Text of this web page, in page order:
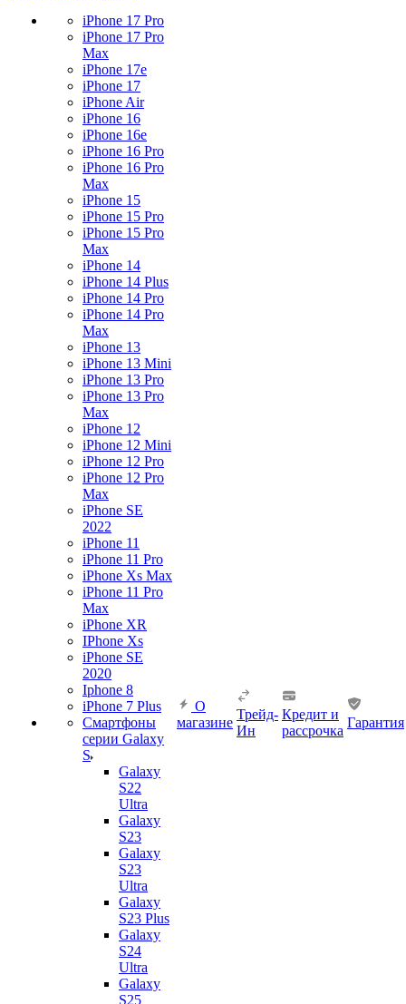
iPhone 17 Pro
iPhone 17 Pro
Max
iPhone 17e
iPhone 17
iPhone Air
iPhone 16
iPhone 16e
iPhone 16 Pro
iPhone 16 Pro
Max
iPhone 15
iPhone 15 Pro
iPhone 15 Pro
Max
iPhone 14
iPhone 14 Plus
iPhone 14 Pro
iPhone 14 Pro
Max
iPhone 13
iPhone 13 Mini
iPhone 13 Pro
iPhone 13 Pro
Max
iPhone 12
iPhone 12 Mini
iPhone 12 Pro
iPhone 12 Pro
Max
iPhone SE
2022
iPhone 11
iPhone 11 Pro
iPhone Xs Max
iPhone 11 Pro
Max
iPhone XR
IPhone Xs
iPhone SE
2020
Iphone 8
iPhone 7 Plus
Смартфоны
серии Galaxy
S
Galaxy
S22
Ultra
Galaxy
S23
Galaxy
S23
Ultra
Galaxy
S23 Plus
Galaxy
S24
Ultra
Galaxy
S25
О
магазине
Трейд-
Ин
Кредит и
рассрочка
Гарантия